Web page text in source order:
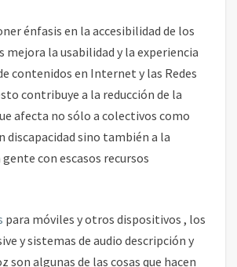
énfasis en la accesibilidad de los
mejora la usabilidad y la experiencia
contenidos en Internet y las Redes
contribuye a la reducción de la
afecta no sólo a colectivos como
discapacidad sino también a la
con escasos recursos
para móviles y otros dispositivos , los
y sistemas de audio descripción y
son algunas de las cosas que hacen